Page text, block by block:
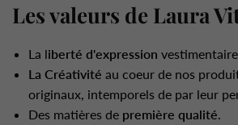
Les valeurs de Laura
La liberté d'expression
La Créativité au coeur de nos
originaux, intemporels de par leur
Des matières de première qualité.